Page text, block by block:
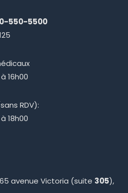
550-5500
16h00
RDV):
18h00
avenue Victoria (suite 305),